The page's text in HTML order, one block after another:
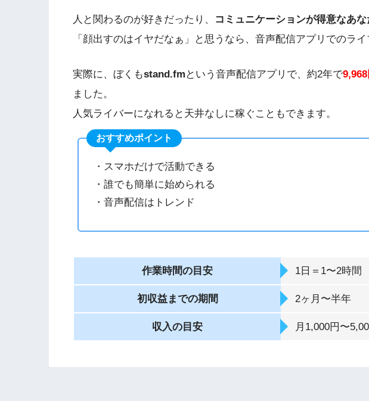
人と関わるのが好きだったり、 コミュニケーションが得意なあな
「顔出すのはイヤだなぁ」と思うなら、音声配信アプリでのライ
実際に、ぼくもstand.fm という音声配信アプリで、約2年で9,968
ました。
人気ライバーになれると天井なしに稼ぐこともできます。
おすすめポイント
・スマホだけで活動できる
・誰でも簡単に始められる
・音声配信はトレンド
作業時間の目安 1日＝1〜2時間
初収益までの期間 2ヶ月〜半年
収入の目安 月1,000円〜